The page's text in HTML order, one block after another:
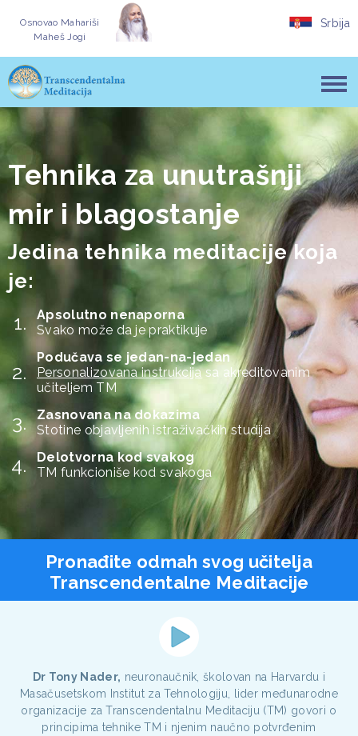
Osnovao Mahariši
Maheš Jogi
Srbija
Tehnika za unutrašnji
mir i blagostanje
Jedina tehnika meditacije koja
je:
Apsolutno nenaporna
Svako može da je praktikuje
Podučava se jedan-na-jedan
Personalizovana instrukcijasa akreditovanim
učiteljem TM
Zasnovana na dokazima
Stotine objavljenih istraživačkih studija
Delotvorna kod svakog
TM funkcioniše kod svakoga
Pronađite odmah svog učitelja
Transcendentalne Meditacije
Dr Tony Nader, neuronaučnik, školovan na Harvardu i
Masačusetskom Institut za Tehnologiju, lider međunarodne
organizacije za Transcendentalnu Meditaciju (TM) govori o
principima tehnike TM i njenim naučno potvrđenim